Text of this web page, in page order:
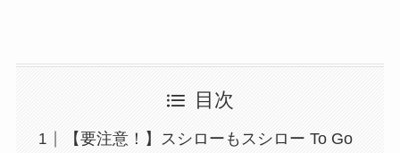
目次
【要注意！】スシローもスシロー To Go